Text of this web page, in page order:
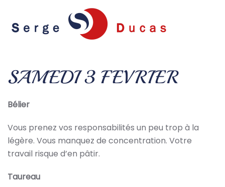
Skip to main content
SAMEDI 3 FEVRIER
Bélier
Vous prenez vos responsabilités un peu trop à la
légère. Vous manquez de concentration. Votre
travail risque d’en pâtir.
Taureau